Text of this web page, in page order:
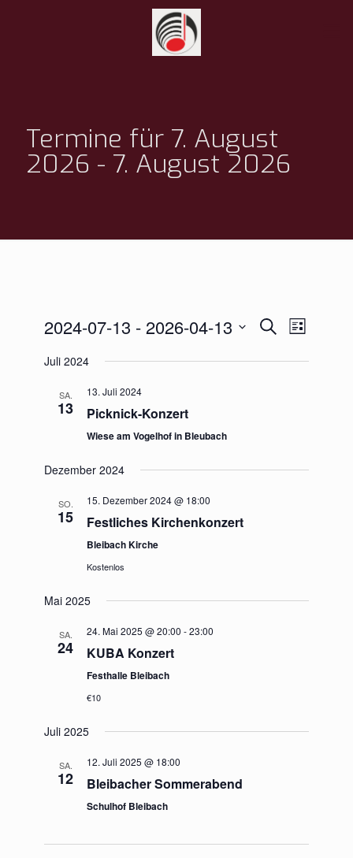
Termine für 7. August
2026 - 7. August 2026
Termine
Suche
Suche Termin
Liste
2024-07-13 - 2026-04-13
wählen.
Juli 2024
SA.
13
13. Juli 2024
Picknick-Konzert
Wiese am Vogelhof in Bleubach
Dezember 2024
SO.
15
15. Dezember 2024 @ 18:00
Festliches Kirchenkonzert
Bleibach Kirche
Kostenlos
Mai 2025
SA.
24
24. Mai 2025 @ 20:00 -23:00
KUBA Konzert
Festhalle Bleibach
€10
Juli 2025
SA.
12
12. Juli 2025 @ 18:00
Bleibacher Sommerabend
Schulhof Bleibach